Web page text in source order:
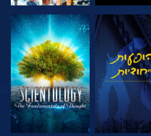
צפה בדוק את הסדרה